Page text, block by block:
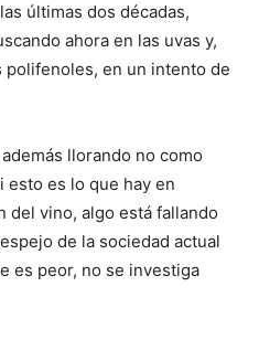
últimas dos décadas,
ahora en las uvas y,
polifenoles, en un intento de
llorando no como
esto es lo que hay en
del vino, algo está fallando
de la sociedad actual
es peor, no se investiga